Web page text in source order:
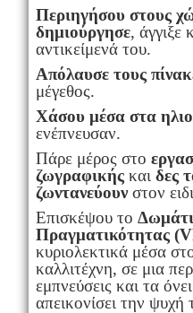
Περιηγήσου στους
δημιούργησε, άγγιξε
αντικείμενά του.
Απόλαυσε τους
μέγεθος.
Χάσου μέσα στα
ενέπνευσαν.
Πάρε μέρος στο
ζωγραφικήςκαι δες
ζωντανεύουνστον
Επισκέψου το
Πραγματικότητας (
κυριολεκτικά μέσα
καλλιτέχνη, σε μια
εμπνεύσεις και τα
απεικονίσει την